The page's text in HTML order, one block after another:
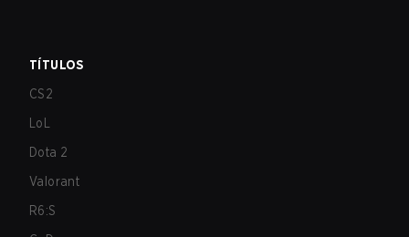
TÍTULOS
CS2
LoL
Dota 2
Valorant
R6:S